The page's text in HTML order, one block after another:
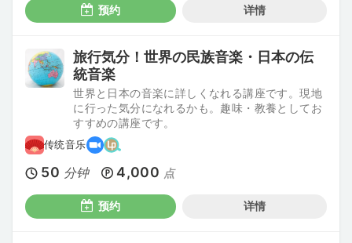
预约 详情
旅行気分！世界の民族音楽・日本の伝
統音楽
世界と日本の音楽に詳しくなれる講座です。現地
に行った気分になれるかも。趣味・教養としてお
すすめの講座です。
传统音乐
50 分钟 4,000 点
预约 详情